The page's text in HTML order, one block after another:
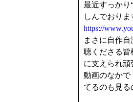
最近すっかり
しんでおりま
https://
まさに自作
聴くださる皆
に支えられ
動画のなかで
てるのも見る